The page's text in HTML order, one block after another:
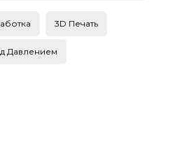
3D Печать
Давлением